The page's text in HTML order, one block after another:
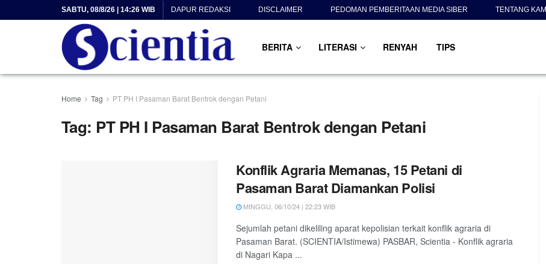
SABTU, 08/8/26 | 14:26 WIB DAPUR REDAKSI DISCLAIMER PEDOMAN PEMBERITAAN MEDIA SIBER TENTANG KAMI
BERITA LITERASI RENYAH TIPS
Home Tag PT PH I Pasaman Barat Bentrok dengan Petani
Tag: PT PH I Pasaman Barat Bentrok dengan Petani
Konflik Agraria Memanas, 15 Petani di
Pasaman Barat Diamankan Polisi
MINGGU, 06/10/24 | 22:23 WIB
Sejumlah petani dikeliling aparat kepolisian terkait konflik agraria di
Pasaman Barat. (SCIENTIA/Istimewa) PASBAR, Scientia - Konflik agraria
di Nagari Kapa ...